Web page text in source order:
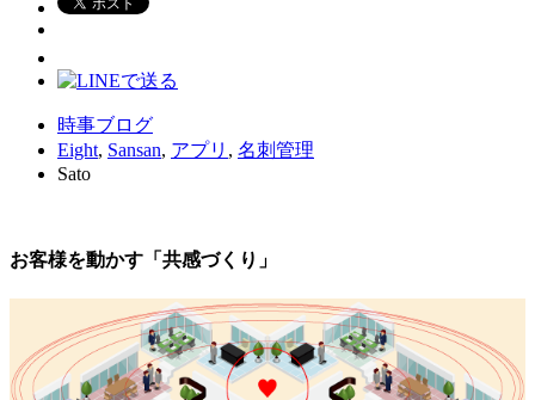
時事ブログ
Eight, Sansan, アプリ , 名刺管理
Sato
お客様を動かす「共感づくり」